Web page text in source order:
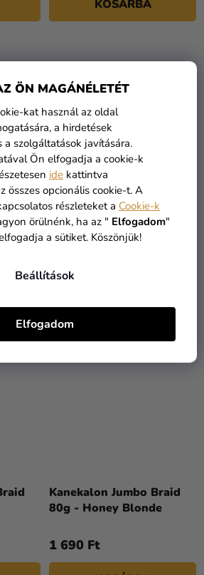
ÖN MAGÁNÉLETÉT
kat használ az oldal
a hirdetések
a szolgáltatások javítására.
Ön elfogadja a cookie-k
ide kattintva
összes opcionális cookie-t. A
részleteket a Cookie-k
örülnénk, ha az " Elfogadom"
a sütiket. Köszönjük!
Beállítások
Elfogadom
KOSÁRBA
Kanekalon Jumbo Braid
80g - Brown
Kanekalon Jumbo Braid
80g - Honey Blonde
1 690 Ft